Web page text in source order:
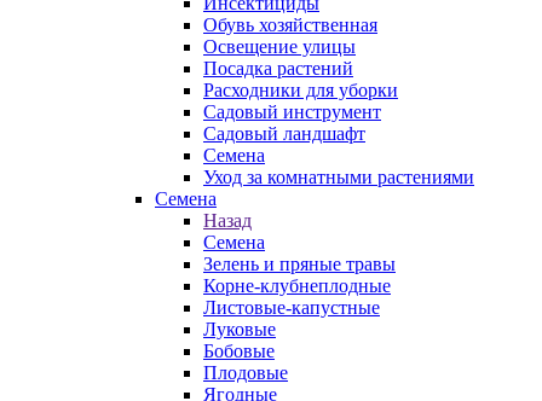
Обувь хозяйственная
Освещение улицы
Посадка растений
Расходники для уборки
Садовый инструмент
Садовый ландшафт
Семена
Уход за комнатными растениями
Семена
Назад
Семена
Зелень и пряные травы
Корне-клубнеплодные
Листовые-капустные
Луковые
Бобовые
Плодовые
Ягодные